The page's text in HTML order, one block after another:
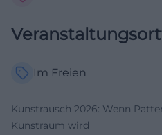
Im Freien
Kunstrausch 2026: Wenn
Kunstraum wird